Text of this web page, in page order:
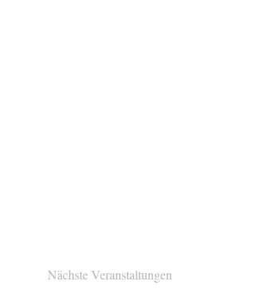
NächsteVeranstaltungen